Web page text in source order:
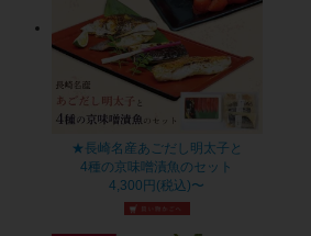
★長崎名産あごだし明太子と
4種の京味噌漬魚のセット
4,300円(税込)〜